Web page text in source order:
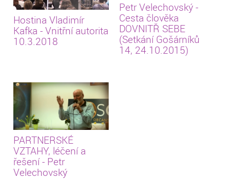
Hostina Vladimír
Kafka - Vnitřní autorita
10.3.2018
Petr Velechovský -
Cesta člověka
DOVNITŘ SEBE
(Setkání Gošárníků
14, 24.10.2015)
PARTNERSKÉ
VZTAHY, léčení a
řešení - Petr
Velechovský